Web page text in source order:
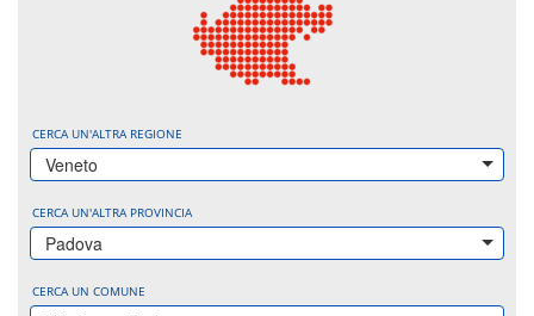
CERCA UN'ALTRA REGIONE
Veneto
CERCA UN'ALTRA PROVINCIA
Padova
CERCA UN COMUNE